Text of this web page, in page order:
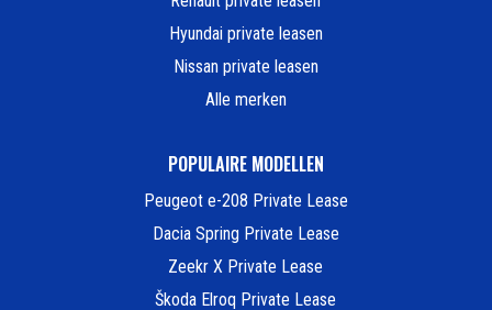
Hyundai private leasen
Nissan private leasen
Alle merken
POPULAIRE MODELLEN
Peugeot e-208 Private Lease
Dacia Spring Private Lease
Zeekr X Private Lease
Škoda Elroq Private Lease